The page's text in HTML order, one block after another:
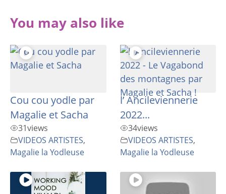
You may also like
Cou cou yodle par
Magalie et Sacha
31views
VIDEOS ARTISTES,
Magalie la Yodleuse
l’ Ancileviennerie
2022...
34views
VIDEOS ARTISTES,
Magalie la Yodleuse